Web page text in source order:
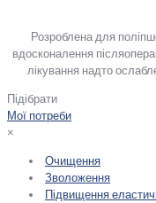
Розроблена для
вдосконалення
лікування надто
Підібрати
Мої потреби
×
Очищення
Зволоження
Підвищення